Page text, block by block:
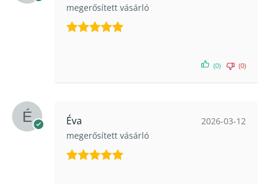
megerősített vásárló
(0) (0)
Éva
megerősített vásárló
2026-03-12